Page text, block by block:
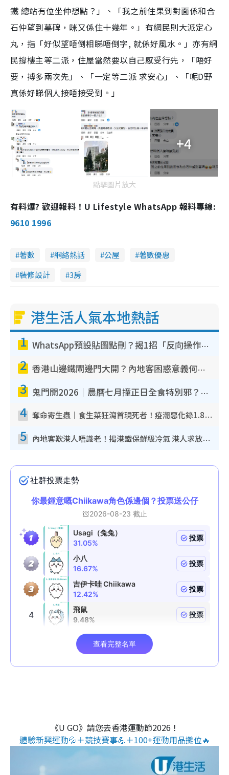
鐵 總站有位坐仲想點？」、「我之前住果到對面係和合
石仲望到墓碑，咪又係住十幾年。」有網民則大派定心
丸，指「好似望唔倒相睇唔倒字, 就係好風水。」亦有網
民撐樓主等二派，住屋當然要以自己感受行先，「唔好
要，搏多兩次先」、「一定等二派 求安心」、「呢D野
真係好睇個人接唔接受到。」
+4
點擊圖片放大
有料爆? 歡迎報料！U Lifestyle WhatsApp 報料專線:
9610 1996
著數 網絡熱話 公屋
著數優惠
裝修設計
3房
港生活人氣本地熱話
1 WhatsApp預設貼圖點刪？揭1招「反向操作」還原簡潔介面 附3步實測教學
2 香港山邊鐵閘邊門大開？內地客困惑意義何在！網民神回覆：呢種叫法理性防禦
3 鬼門開2026｜農曆七月撞正日全食特別邪？專家警告切忌做一事！揭4大禁忌+2招保平安
4 奪命寄生蟲｜食生菜狂瀉首現死者！疫潮惡化錄1.8萬宗病例 揭洗菜3大謬誤
5 內地客歎港人唔識老！揭港鐵保鮮級冷氣 港人求放過：咪投訴
《U GO》請您去香港運動節2026！
體驗新興運動💦＋競技賽事💪＋100+運動用品攤位🔥